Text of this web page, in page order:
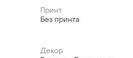
Принт
Без принта
Декор